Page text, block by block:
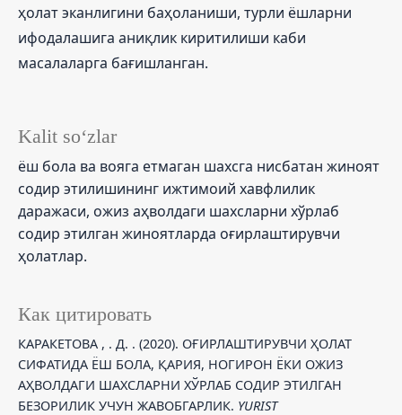
Kalit so‘zlar
ёш бола ва вояга етмаган шахсга нисбатан жиноят
содир этилишининг ижтимоий хавфлилик
даражаси, ожиз аҳволдаги шахсларни хўрлаб
содир этилган жиноятларда оғирлаштирувчи
ҳолатлар.
Как цитировать
КАРАКЕТОВА , . Д. . (2020). ОҒИРЛАШТИРУВЧИ ҲОЛАТ
СИФАТИДА ЁШ БОЛА, ҚАРИЯ, НОГИРОН ЁКИ ОЖИЗ
АҲВОЛДАГИ ШАХСЛАРНИ ХЎРЛАБ СОДИР ЭТИЛГАН
БЕЗОРИЛИК УЧУН ЖАВОБГАРЛИК. YURIST
ҳолат эканлигини баҳоланиши, турли ёшларни
ифодалашига аниқлик киритилиши каби
масалаларга бағишланган.